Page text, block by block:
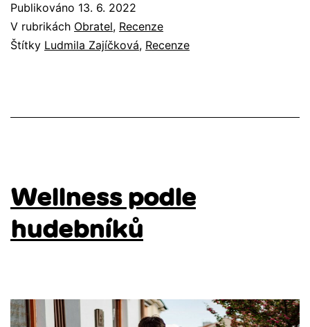
Publikováno 13. 6. 2022
V rubrikách Obratel, Recenze
Štítky Ludmila Zajíčková, Recenze
Wellness podle
hudebníků